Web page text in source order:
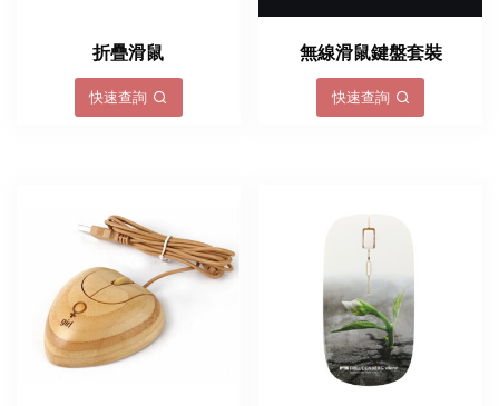
折疊滑鼠
快速查詢
無線滑鼠鍵盤套裝
快速查詢